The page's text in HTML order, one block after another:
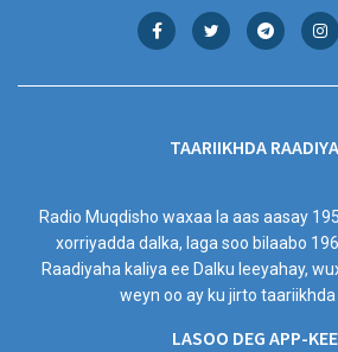
TAARIIKHDA
Radio Muqdisho waxaa la aas aasay
xorriyadda dalka, laga soo bilaabo
Raadiyaha kaliya ee Dalku leeyahay,
weyn oo ay ku jirto taariikhda
LASOO DEG APP-